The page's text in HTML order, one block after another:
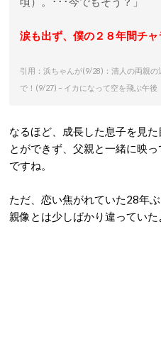
涙も出ず、僕の２８年間チ
引用：浜ちゃんが(9/28)：清人の両親
で！(9/27) – イカになって空を飛ぶ午
なるほど、成長した息子を見
とができず、父親と一緒に映
ですね。
ただ、恋い焦がれていた28年
親像とは少しばかり違っていた